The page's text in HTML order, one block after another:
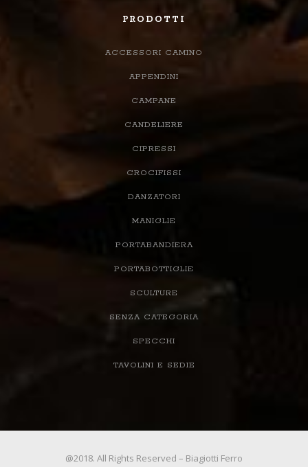
PRODOTTI
ACCESSORI CAMINO
APPENDINI
CAMPANE
CANDELIERE
CIPRESSI
CROCIFISSI
DANZATORI
MANIGLIE
PORTABANDIERA
PORTABOTTIGLIE
SCULTURE
SENZA CATEGORIA
SPECCHI
TAVOLINI E SEDIE
@2018. All Rights Reserved – Biagiotti Ferro